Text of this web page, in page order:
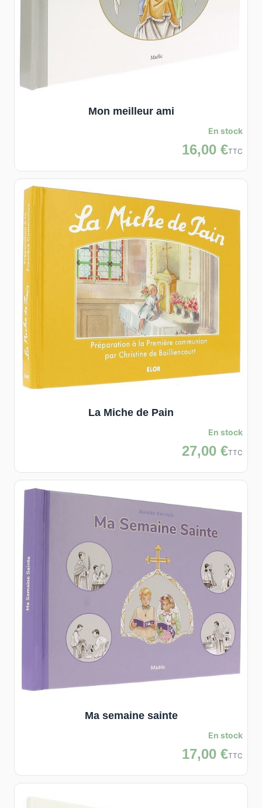
Mon meilleur ami
En stock
16,00 €TTC
La Miche de Pain
En stock
27,00 €TTC
Ma semaine sainte
En stock
17,00 €TTC